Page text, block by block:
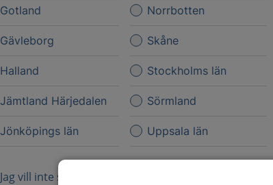
Gotland
Gävleborg
Halland
Jämtland Härjedalen
Jönköpings län
Norrbotten
Skåne
Stockholms län
Sörmland
Uppsala län
Jag vill inte se någon regional information